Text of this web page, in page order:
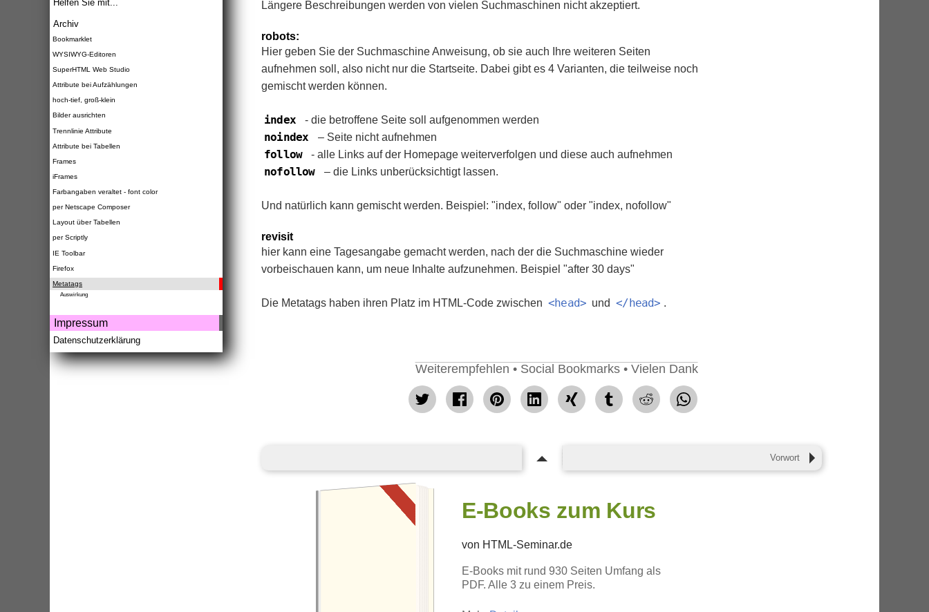
Längere Beschreibungen werden von vielen Suchmaschinen nicht akzeptiert.
robots:
Hier geben Sie der Suchmaschine Anweisung, ob sie auch Ihre weiteren Seiten
aufnehmen soll, also nicht nur die Startseite. Dabei gibt es 4 Varianten, die teilweise noch
gemischt werden können.
index - die betroffene Seite soll aufgenommen werden
noindex – Seite nicht aufnehmen
follow - alle Links auf der Homepage weiterverfolgen und diese auch aufnehmen
nofollow – die Links unberücksichtigt lassen.
Und natürlich kann gemischt werden. Beispiel: "index, follow" oder "index, nofollow"
revisit
hier kann eine Tagesangabe gemacht werden, nach der die Suchmaschine wieder
vorbeischauen kann, um neue Inhalte aufzunehmen. Beispiel "after 30 days"
Die Metatags haben ihren Platz im HTML-Code zwischen <head> und </head> .
Weiterempfehlen • Social Bookmarks • Vielen Dank
tweet
Facebook
teilen
pin
mitteilen teilen teilen teilen
Vorwort
E-Books zum Kurs
von HTML-Seminar.de
E-Books mit rund 930 Seiten Umfang als
PDF. Alle 3 zu einem Preis.
Helfen Sie mit...
Archiv
Bookmarklet
WYSIWYG-Editoren
SuperHTML Web Studio
Attribute bei Aufzählungen
hoch-tief, groß-klein
Bilder ausrichten
Trennlinie Attribute
Attribute bei Tabellen
Frames
iFrames
Farbangaben veraltet - font color
per Netscape Composer
Layout über Tabellen
per Scriptly
IE Toolbar
Firefox
Metatags
Auswirkung
Impressum
Datenschutzerklärung